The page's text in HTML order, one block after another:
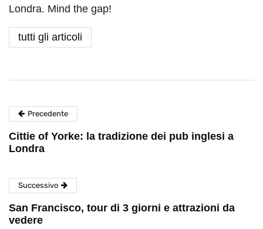
Londra. Mind the gap!
tutti gli articoli
Precedente
Cittie of Yorke: la tradizione dei pub inglesi a
Londra
Successivo
San Francisco, tour di 3 giorni e attrazioni da
vedere